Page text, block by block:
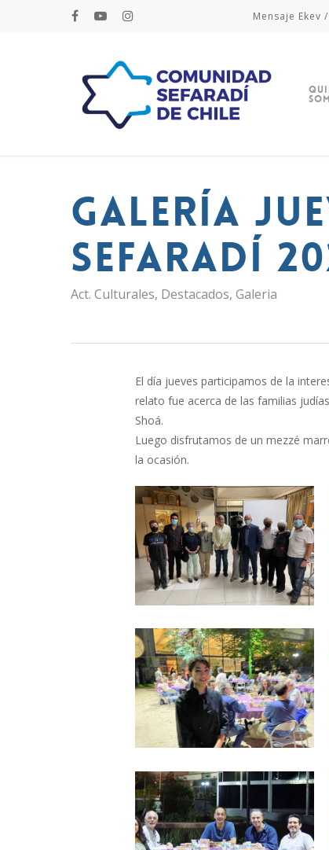
Mensaje Ekev
Galería
Sefaradí
Act. Culturales, Destacados, Galeria
El día jueves participamos de la
relato fue acerca de las familias
Shoá.
Luego disfrutamos de un mezzé
la ocasión.